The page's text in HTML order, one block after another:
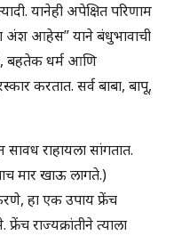
यानेही अपेक्षित परिणाम
अंश आहेस” याने बंधुभावाची
बहतेक धर्म आणि
करतात. सर्व बाबा, बापू,
राहायला सांगतात.
मार खाऊ लागते.)
हा एक उपाय फ्रेंच
राज्यक्रांतीने त्याला